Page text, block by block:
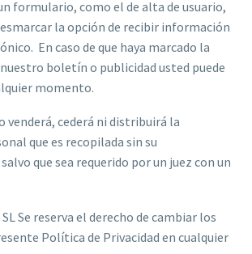
formulario, como el de alta de usuario,
la opción de recibir información
En caso de que haya marcado la
boletín o publicidad usted puede
momento.
venderá, cederá ni distribuirá la
que es recopilada sin su
que sea requerido por un juez con un
Se reserva el derecho de cambiar los
Política de Privacidad en cualquier